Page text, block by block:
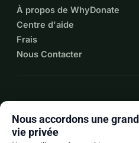
nouvelles solutions,
temporaires,
la journée de travail
participants de
l'attention, mais
À propos de WhyDonate
Centre d'aide
Frais
Nous Contacter
Nous accordons une
vie privée